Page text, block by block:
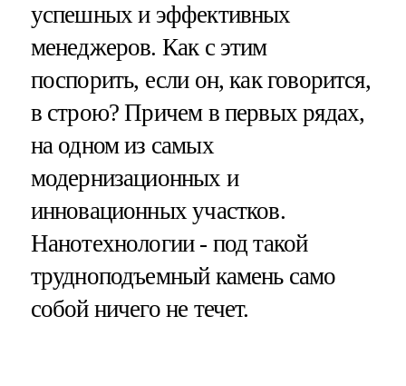
успешных и эффективных
менеджеров. Как с этим
поспорить, если он, как говорится,
в строю? Причем в первых рядах,
на одном из самых
модернизационных и
инновационных участков.
Нанотехнологии - под такой
трудноподъемный камень само
собой ничего не течет.